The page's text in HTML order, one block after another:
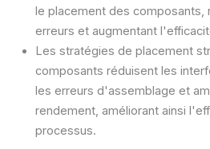
le placement des composants,
erreurs et augmentant
Les stratégies de placement
composants réduisent les
les erreurs d'assemblage et
rendement, améliorant ainsi
processus.